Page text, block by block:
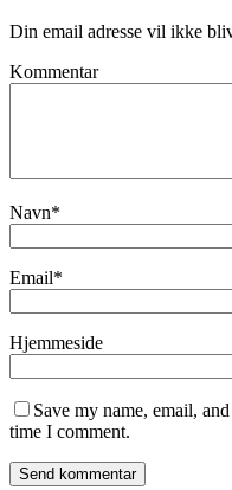
Din email adresse vil ikke
Kommentar
Navn*
Email*
Hjemmeside
Save my name, email,
time I comment.